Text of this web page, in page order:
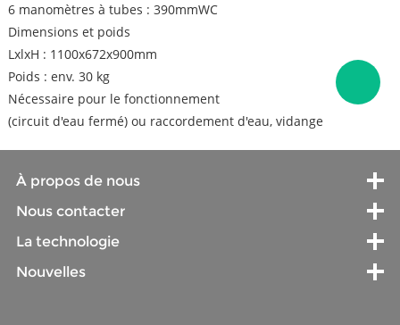
6 manomètres à tubes : 390mmWC
Dimensions et poids
LxlxH : 1100x672x900mm
Poids : env. 30 kg
Nécessaire pour le fonctionnement
(circuit d'eau fermé) ou raccordement d'eau, vidange
À propos de nous
Nous contacter
La technologie
Nouvelles